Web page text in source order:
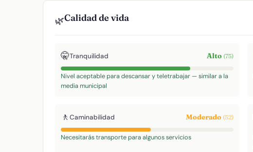
🌿Calidad de vida
🤫Tranquilidad Alto (75)
Nivel aceptable para descansar y teletrabajar — similar a la
media municipal
🚶 Caminabilidad Moderado (52)
Necesitarás transporte para algunos servicios